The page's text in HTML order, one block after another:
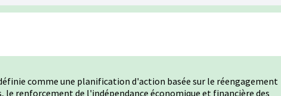
comme une planification d'action basée sur le réengagement
le renforcement de l'indépendance économique et financière des